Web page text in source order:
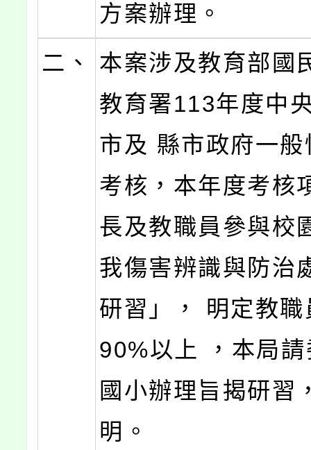
方案辦理。
二、
本案涉及教育部國
教育署113年度中
市及 縣市政府一
考核，本年度考核
長及教職員參與校
我傷害辨識與防治
研習」， 明定教
90%以上 ，本局
國小辦理旨揭研習
明。